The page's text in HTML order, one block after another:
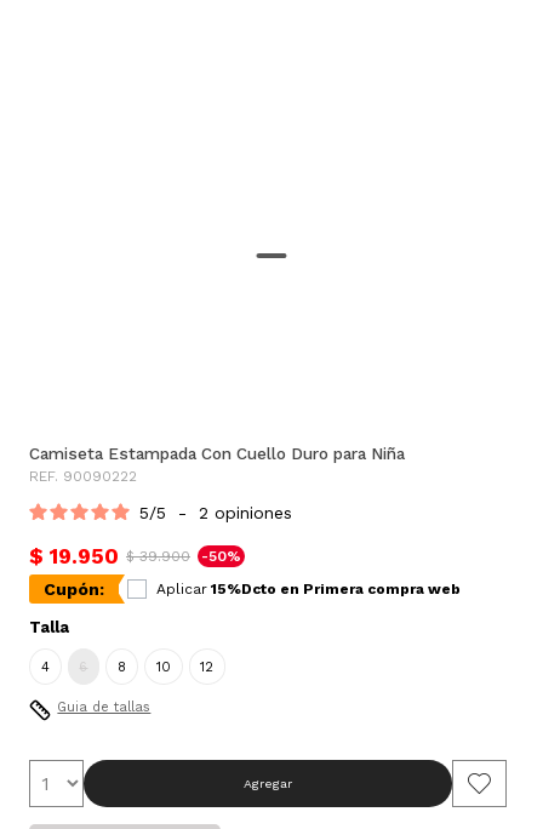
Camiseta Estampada Con Cuello Duro para Niña
REF. 90090222
5/5 - 2 opiniones
$ 19.950 $ 39.900 -50%
Cupón: Aplicar 15%Dcto en Primera compra web
Talla
4 6 8 10 12
Guia de tallas
Agregar